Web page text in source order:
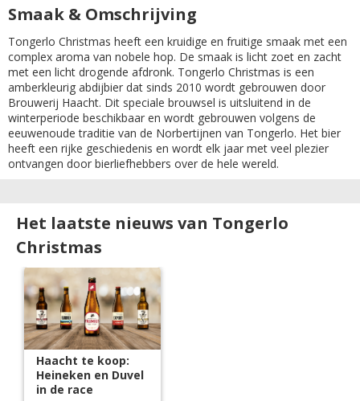
Smaak & Omschrijving
Tongerlo Christmas heeft een kruidige en fruitige smaak met een
complex aroma van nobele hop. De smaak is licht zoet en zacht
met een licht drogende afdronk. Tongerlo Christmas is een
amberkleurig abdijbier dat sinds 2010 wordt gebrouwen door
Brouwerij Haacht. Dit speciale brouwsel is uitsluitend in de
winterperiode beschikbaar en wordt gebrouwen volgens de
eeuwenoude traditie van de Norbertijnen van Tongerlo. Het bier
heeft een rijke geschiedenis en wordt elk jaar met veel plezier
ontvangen door bierliefhebbers over de hele wereld.
Het laatste nieuws van Tongerlo
Christmas
Haacht te koop:
Heineken en Duvel
in de race